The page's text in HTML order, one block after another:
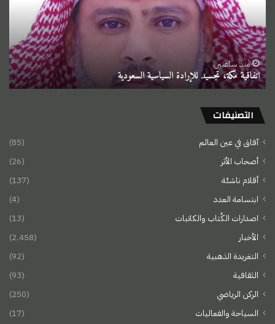
السياسية
السعودية
منذ ساعتين
اتفاقية مكة، تجسيد للإرادة السياسية السعودية
التصنيفات
آفاق في عين العالم
(85)
أصحاب الأثر
(26)
أقلام ناشئة
(137)
ابتسامة العدد
(4)
اصدارات الكُتاب والكاتبات
(13)
الأخبار
(2٬458)
التغريدة الذهبية
(92)
الثقافية
(93)
الركن الرياضي
(250)
السياحة والفعاليات
(17)